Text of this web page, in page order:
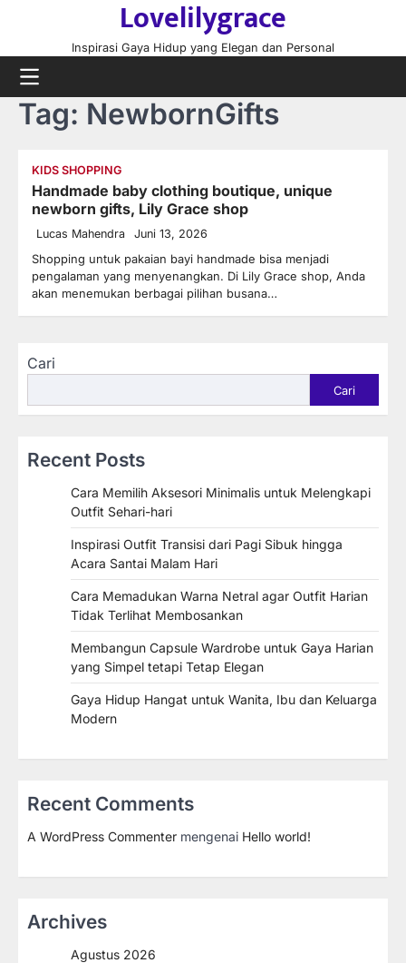
content
Lovelilygrace
Inspirasi Gaya Hidup yang Elegan dan Personal
Tag: NewbornGifts
KIDS SHOPPING
Handmade baby clothing boutique, unique
newborn gifts, Lily Grace shop
Lucas Mahendra Juni 13, 2026
Shopping untuk pakaian bayi handmade bisa menjadi
pengalaman yang menyenangkan. Di Lily Grace shop, Anda
akan menemukan berbagai pilihan busana…
Cari
Cari
Recent Posts
Cara Memilih Aksesori Minimalis untuk Melengkapi
Outfit Sehari-hari
Inspirasi Outfit Transisi dari Pagi Sibuk hingga
Acara Santai Malam Hari
Cara Memadukan Warna Netral agar Outfit Harian
Tidak Terlihat Membosankan
Membangun Capsule Wardrobe untuk Gaya Harian
yang Simpel tetapi Tetap Elegan
Gaya Hidup Hangat untuk Wanita, Ibu dan Keluarga
Modern
Recent Comments
A WordPress Commenter mengenai Hello world!
Archives
Agustus 2026